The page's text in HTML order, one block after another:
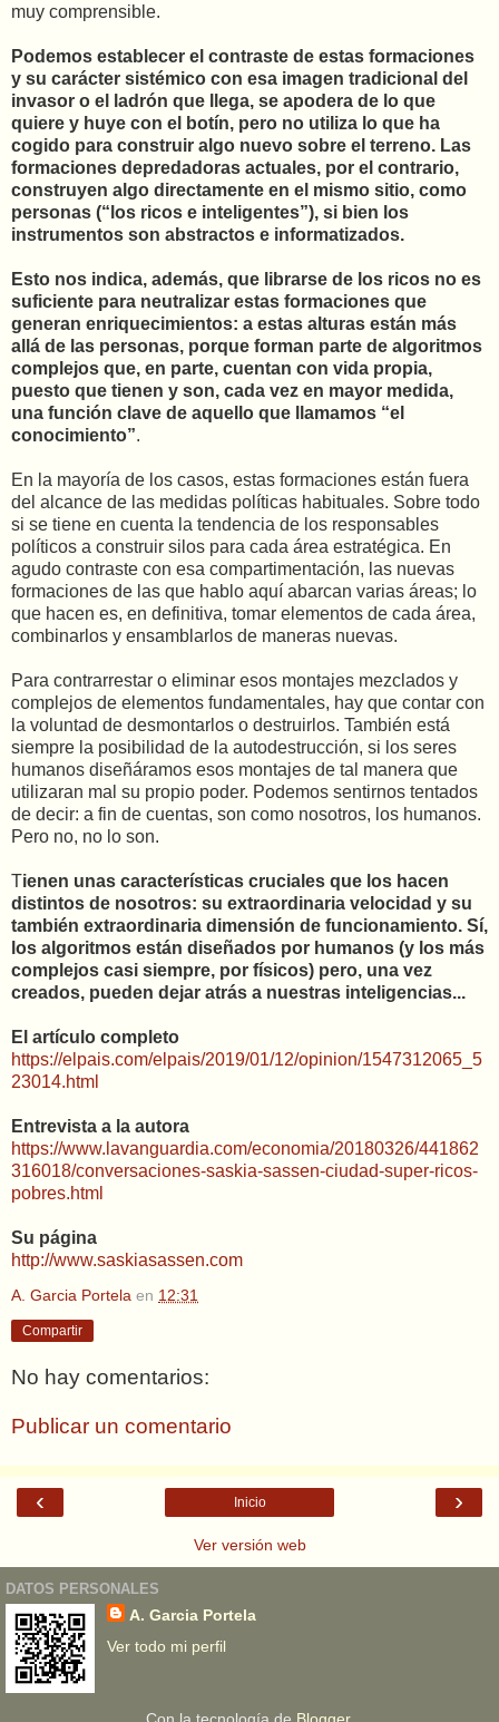
muy comprensible.
Podemos establecer el contraste de estas formaciones
y su carácter sistémico con esa imagen tradicional del
invasor o el ladrón que llega, se apodera de lo que
quiere y huye con el botín, pero no utiliza lo que ha
cogido para construir algo nuevo sobre el terreno. Las
formaciones depredadoras actuales, por el contrario,
construyen algo directamente en el mismo sitio, como
personas (“los ricos e inteligentes”), si bien los
instrumentos son abstractos e informatizados.
Esto nos indica, además, que librarse de los ricos no es
suficiente para neutralizar estas formaciones que
generan enriquecimientos: a estas alturas están más
allá de las personas, porque forman parte de algoritmos
complejos que, en parte, cuentan con vida propia,
puesto que tienen y son, cada vez en mayor medida,
una función clave de aquello que llamamos “el
conocimiento”.
En la mayoría de los casos, estas formaciones están fuera
del alcance de las medidas políticas habituales. Sobre todo
si se tiene en cuenta la tendencia de los responsables
políticos a construir silos para cada área estratégica. En
agudo contraste con esa compartimentación, las nuevas
formaciones de las que hablo aquí abarcan varias áreas; lo
que hacen es, en definitiva, tomar elementos de cada área,
combinarlos y ensamblarlos de maneras nuevas.
Para contrarrestar o eliminar esos montajes mezclados y
complejos de elementos fundamentales, hay que contar con
la voluntad de desmontarlos o destruirlos. También está
siempre la posibilidad de la autodestrucción, si los seres
humanos diseñáramos esos montajes de tal manera que
utilizaran mal su propio poder. Podemos sentirnos tentados
de decir: a fin de cuentas, son como nosotros, los humanos.
Pero no, no lo son.
Tienen unas características cruciales que los hacen
distintos de nosotros: su extraordinaria velocidad y su
también extraordinaria dimensión de funcionamiento. Sí,
los algoritmos están diseñados por humanos (y los más
complejos casi siempre, por físicos) pero, una vez
creados, pueden dejar atrás a nuestras inteligencias...
El artículo completo
https://elpais.com/elpais/2019/01/12/opinion/1547312065_5
23014.html
Entrevista a la autora
https://www.lavanguardia.com/economia/20180326/441862
316018/conversaciones-saskia-sassen-ciudad-super-ricos-
pobres.html
Su página
http://www.saskiasassen.com
A. Garcia Portela en 12:31
Compartir
No hay comentarios:
Publicar un comentario
‹ ›
Inicio
Ver versión web
DATOS PERSONALES
A. Garcia Portela
Ver todo mi perfil
Con la tecnología de Blogger.